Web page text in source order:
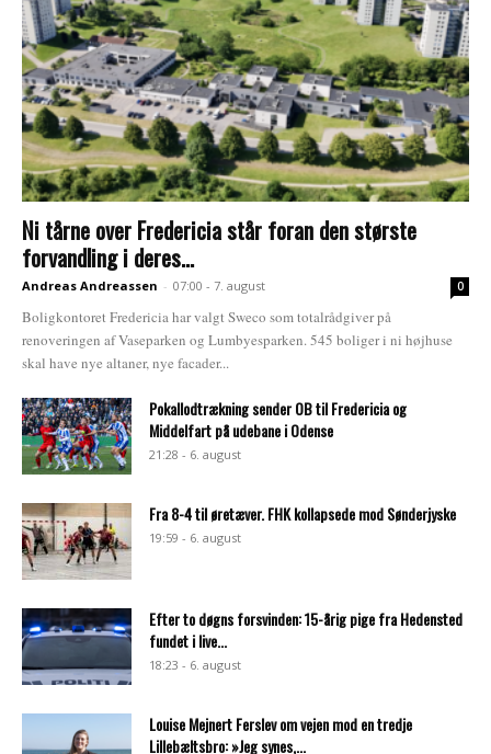
Ni tårne over Fredericia står foran den største
forvandling i deres...
Andreas Andreassen - 07:00 - 7. august 0
Boligkontoret Fredericia har valgt Sweco som totalrådgiver på
renoveringen af Vaseparken og Lumbyesparken. 545 boliger i ni højhuse
skal have nye altaner, nye facader...
Pokallodtrækning sender OB til Fredericia og
Middelfart på udebane i Odense
21:28 - 6. august
Fra 8-4 til øretæver. FHK kollapsede mod Sønderjyske
19:59 - 6. august
Efter to døgns forsvinden: 15-årig pige fra Hedensted
fundet i live...
18:23 - 6. august
Louise Mejnert Ferslev om vejen mod en tredje
Lillebæltsbro: »Jeg synes,...